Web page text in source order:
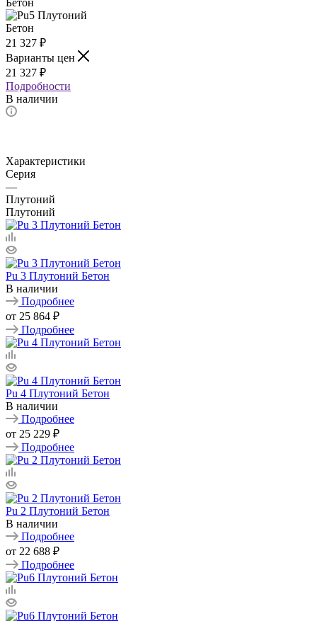
21 327 ₽
Варианты цен
21 327 ₽
Подробности
В наличии
Характеристики
Серия
—
Плутоний
Плутоний
Pu 3 Плутоний Бетон
В наличии
Подробнее
от 25 864 ₽
Подробнее
Pu 4 Плутоний Бетон
В наличии
Подробнее
от 25 229 ₽
Подробнее
Pu 2 Плутоний Бетон
В наличии
Подробнее
от 22 688 ₽
Подробнее